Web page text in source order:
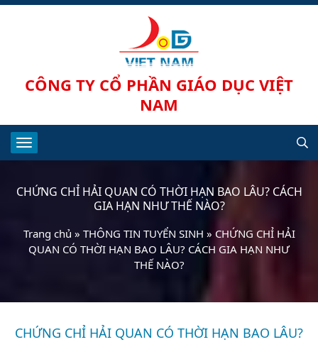
CÔNG TY CỔ PHẦN GIÁO DỤC VIỆT
NAM
CHỨNG CHỈ HẢI QUAN CÓ THỜI HẠN BAO LÂU? CÁCH
GIA HẠN NHƯ THẾ NÀO?
Trang chủ » THÔNG TIN TUYỂN SINH » CHỨNG CHỈ HẢI
QUAN CÓ THỜI HẠN BAO LÂU? CÁCH GIA HẠN NHƯ
THẾ NÀO?
CHỨNG CHỈ HẢI QUAN CÓ THỜI HẠN BAO LÂU?